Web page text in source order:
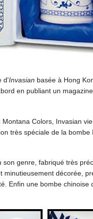
d'Invasian basée à Hong
en publiant un
Colors, Invasian
très spéciale de la
genre, fabriqué très
décorée,
Enfin une bombe chinoise